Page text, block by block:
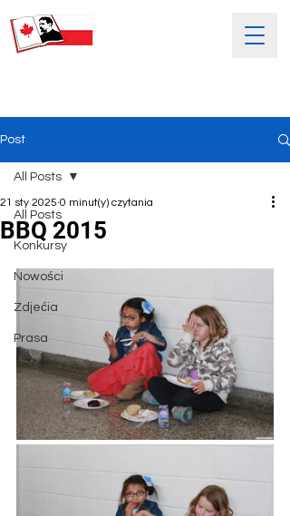
Post
All Posts
Konkursy
Nowości
Zdjećia
Prasa
All Posts
BBQ 2015
21 sty 2025 0 minut(y) czytania